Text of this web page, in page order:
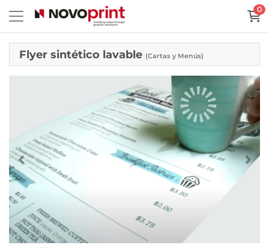
0
Flyer sintético lavable (Cartas y Menús)